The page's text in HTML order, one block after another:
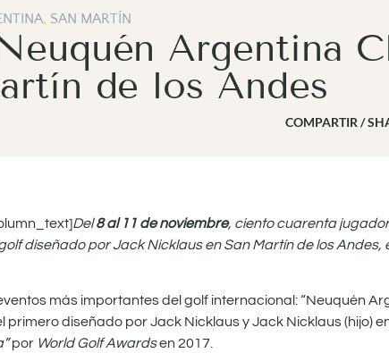
, SAN MARTÍN
Argentina
de los Andes
COMPARTIR /
Del8 al 11 de noviembre, ciento cuarenta
diseñado por Jack Nicklaus en San Martín de los Andes,
más importantes del golf internacional: “Neuquén
primero diseñado por Jack Nicklaus y Jack Nicklaus (hijo)
por World Golf Awardsen 2017.